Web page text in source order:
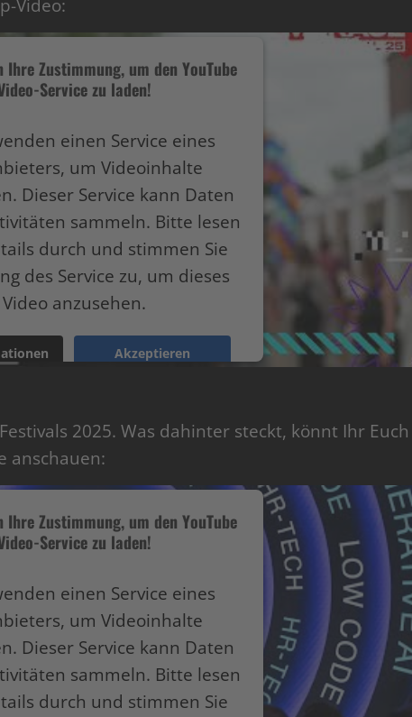
Video:
Zustimmung, um den YouTube
Service zu laden!
einen Service eines
um Videoinhalte
Dieser Service kann Daten
sammeln. Bitte lesen
durch und stimmen Sie
des Service zu, um dieses
Video anzusehen.
Akzeptieren
2025. Was dahinter steckt, könnt Ihr Euch
anschauen:
Zustimmung, um den YouTube
Service zu laden!
einen Service eines
um Videoinhalte
Dieser Service kann Daten
sammeln. Bitte lesen
durch und stimmen Sie